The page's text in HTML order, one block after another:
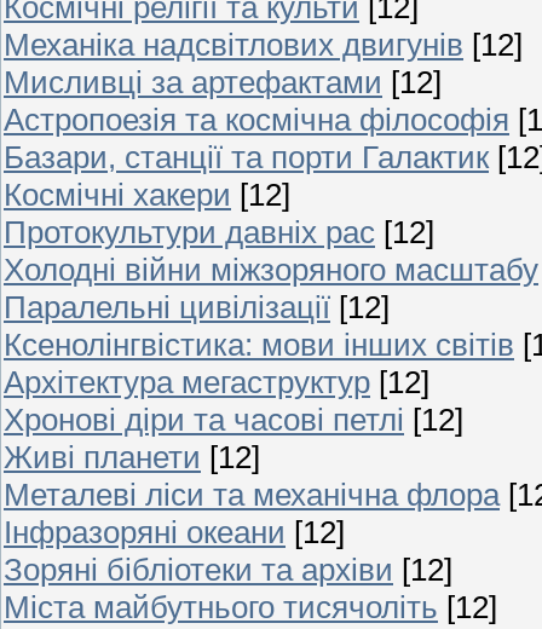
Механіка надсвітлових двигунів [12]
Мисливці за артефактами [12]
Астропоезія та космічна філософія
Базари, станції та порти Галактик
Космічні хакери [12]
Протокультури давніх рас [12]
Холодні війни міжзоряного масштабу
Паралельні цивілізації [12]
Ксенолінгвістика: мови інших світів
Архітектура мегаструктур [12]
Хронові діри та часові петлі [12]
Живі планети [12]
Металеві ліси та механічна флора
Інфразоряні океани [12]
Зоряні бібліотеки та архіви [12]
Міста майбутнього тисячоліть [12]